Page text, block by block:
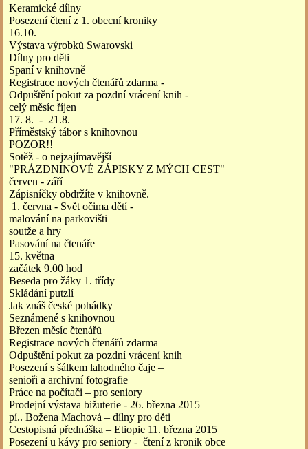
Keramické dílny
Posezení čtení z 1. obecní kroniky
16.10.
Výstava výrobků Swarovski
Dílny pro děti
Spaní v knihovně
Registrace nových čtenářů zdarma -
Odpuštění pokut za pozdní vrácení knih -
celý měsíc říjen
17. 8. - 21.8.
Příměstský tábor s knihovnou
POZOR!!
Sotěž - o nejzajímavější
"PRÁZDNINOVÉ ZÁPISKY Z MÝCH CEST"
červen - září
Zápisníčky obdržíte v knihovně.
1. června - Svět očima dětí -
malování na parkovišti
soutže a hry
Pasování na čtenáře
15. května
začátek 9.00 hod
Beseda pro žáky 1. třídy
Skládání putzlí
Jak znáš české pohádky
Seznámené s knihovnou
Březen měsíc čtenářů
Registrace nových čtenářů zdarma
Odpuštění pokut za pozdní vrácení knih
Posezení s šálkem lahodného čaje –
senioři a archivní fotografie
Práce na počítači – pro seniory
Prodejní výstava bižuterie - 26. března 2015
pí.. Božena Machová – dílny pro děti
Cestopisná přednáška – Etiopie 11. března 2015
Posezení u kávy pro seniory - čtení z kronik obce